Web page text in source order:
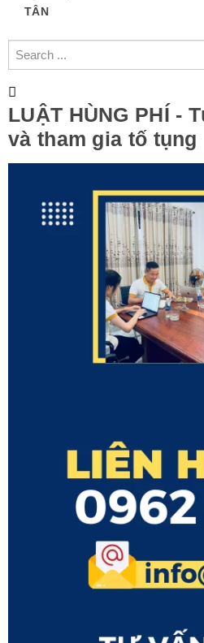
TÂN
LUẬT HÙNG PHÍ -
và tham gia tố tụng